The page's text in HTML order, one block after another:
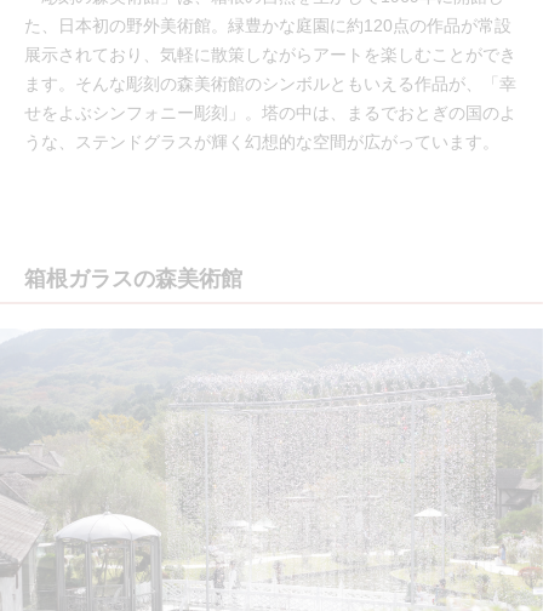
た、日本初の野外美術館。緑豊かな庭園に約120点の作品が常設
展示されており、気軽に散策しながらアートを楽しむことができ
ます。そんな彫刻の森美術館のシンボルともいえる作品が、「幸
せをよぶシンフォニー彫刻」。塔の中は、まるでおとぎの国のよ
うな、ステンドグラスが輝く幻想的な空間が広がっています。
箱根ガラスの森美術館